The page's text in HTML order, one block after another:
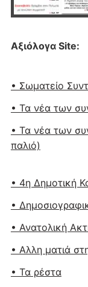
Αξιόλογα Site:
• Σωματείο
• Τα νέα των
• Τα νέα των
παλιό)
• 4η Δημοτική
•
• Ανατολική
• Αλλη ματιά
• Τα ρέστα